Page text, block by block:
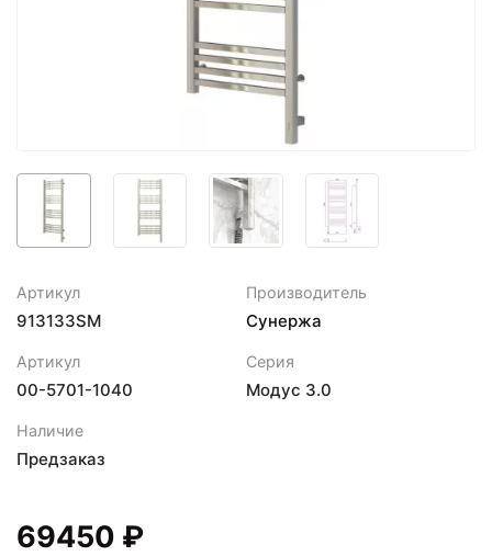
Артикул
913133SM
Производитель
Сунержа
Артикул
00-5701-1040
Серия
Модус 3.0
Наличие
Предзаказ
69450 ₽